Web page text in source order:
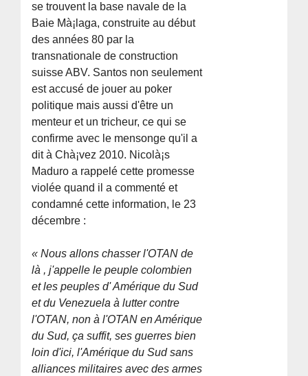
se trouvent la base navale de la
Baie Mà¡laga, construite au début
des années 80 par la
transnationale de construction
suisse ABV. Santos non seulement
est accusé de jouer au poker
politique mais aussi d'être un
menteur et un tricheur, ce qui se
confirme avec le mensonge qu'il a
dit à Chà¡vez 2010. Nicolà¡s
Maduro a rappelé cette promesse
violée quand il a commenté et
condamné cette information, le 23
décembre :
« Nous allons chasser l'OTAN de
là , j'appelle le peuple colombien
et les peuples d' Amérique du Sud
et du Venezuela à lutter contre
l'OTAN, non à l'OTAN en Amérique
du Sud, ça suffit, ses guerres bien
loin d'ici, l'Amérique du Sud sans
alliances militaires avec des armes